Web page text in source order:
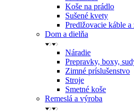
Koše na prádlo
Sušené kvety
Predlžovacie káble
Dom a dielňa
Náradie
Prepravky, boxy,
Zimné príslušenstvo
Stroje
Smetné koše
Remeslá a výroba